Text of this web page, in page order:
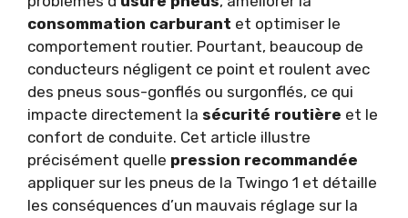
consommation carburant et optimiser le
comportement routier. Pourtant, beaucoup de
conducteurs négligent ce point et roulent avec
des pneus sous-gonflés ou surgonflés, ce qui
impacte directement la sécurité routière et le
confort de conduite. Cet article illustre
précisément quelle pression recommandée
appliquer sur les pneus de la Twingo 1 et détaille
les conséquences d’un mauvais réglage sur la